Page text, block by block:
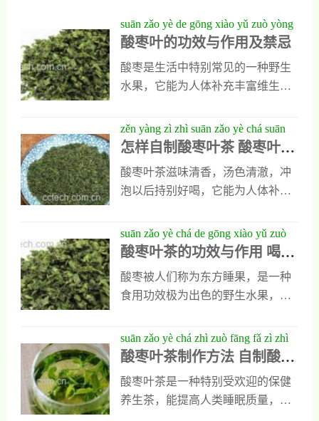
suān zǎo yè de gōng xiào yǔ zuò yòng
jí jìn jì
酸枣叶的功效与作用及禁忌
酸枣是生活中特别常见的一种野生
水果，它能为人体补充丰富维生
药，具有镇静安神的重要作用，它
来源于植物酸枣树，其实植物酸枣
它的叶子也具有很高的利用价值，
能供人类食用，人们食用酸枣叶以
酸枣叶时也要注意它的禁忌。酸枣
叶的功效与作用1、预防高血压平时
人们服用一些酸枣叶能吸收多种活
性成分，特别是它含有的芦丁，能
血脂等高发疾病时，多使用一些酸
枣叶，还能让病情明显
zěn yàng zì zhì suān zǎo yè chá suān
zǎo yè chá de chōng pào fāng fǎ
怎样自制酸枣叶茶 酸枣叶茶
的冲泡方法
酸枣叶茶滋味清香，汤色清澈，冲
泡以后持别好喝，它能为人体补充
提高人类记忆力也能增强它的抗衰
老能力，但怎么才能做出好喝的酸
方法写出来分享给大家，同时也会
让大家了解酸枣叶茶的冲泡方法。
汤。怎样自制酸枣叶茶1、自制酸枣
叶茶的方法并不复杂，大家可以去
自然界中采集酸枣树的叶子来制
作，只是在采及格酸枣树的叶子时
suān zǎo yè chá de gōng xiào yǔ zuò
yòng hē suān zǎo yè chá de hǎo chù
酸枣叶茶的功效与作用 喝酸
枣叶茶的好处
酸枣被人们称为东方睡果，是一种
食用功效极为出色的野生水果，它
物酸枣树除了果实可以供人类食用
以外，叶子还能用来沏茶，用它制
效，人们冲泡饮用以后能提高身体
健康水平。酸枣叶茶的功效与作用
suān zǎo yè chá zhì zuò fāng fǎ zì zhì
suān zǎo yè chá jì qiǎo jiào chéng
酸枣叶茶制作方法 自制酸枣
叶茶技巧教程
酸枣叶茶是一种特别受欢迎的保健
养生茶，能提高人类睡眠质量，并